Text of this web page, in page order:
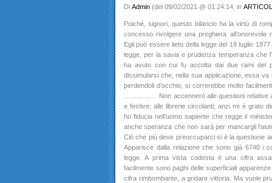
Di Admin (del 09/02/2021 @ 01:24:14, in
Poiché, signori, questo bilancio ha la virtù di
concesso rivolgere una preghiera all’onorevole
Egli può essere lieto della legge del 19 luglio
legge, per la savia e prudenza temperanza che
ha avuto con cui fu accolta dai due rami del
dissimularsi che, nella sua applicazione, essa
perdendoli d’occhio, si correrebbe molto
…………… Non accennerò alle questioni relative
e festive; alle librerie circolanti; anzi mi è grato
ho fiducia nell’uomo sapiente che regge il
anche speranza che non sarà per mancargli
Ciò che più deve preoccuparci si è la questione
Apparisce dalla relazione che sono già 6740 i
legge. A prima vista codesta è una cifra
facilmente sono paghi delle superficiali
cifra rimbombante, a gridare vittoria. Ma vuole